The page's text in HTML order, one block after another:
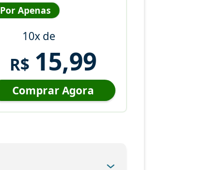
Por Apenas
10x de
R$ 15,99
Comprar Agora